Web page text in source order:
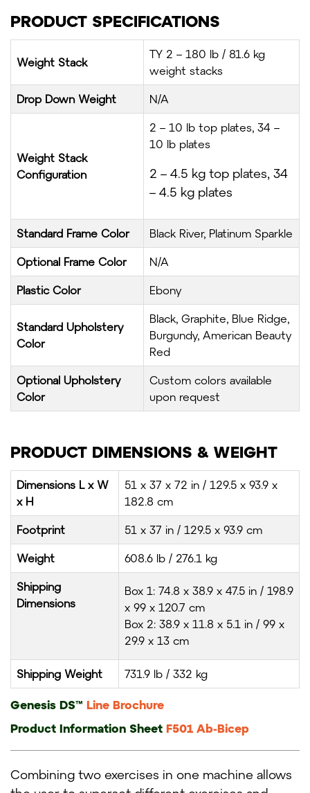
PRODUCT SPECIFICATIONS
Weight Stack
TY 2 – 180 lb / 81.6 kg
weight stacks
Drop Down Weight N/A
Weight Stack
Configuration
2 – 10 lb top plates, 34 –
10 lb plates
2 – 4.5 kg top plates, 34
– 4.5 kg plates
Standard Frame Color Black River, Platinum Sparkle
Optional Frame Color N/A
Plastic Color Ebony
Standard Upholstery
Color
Black, Graphite, Blue Ridge,
Burgundy, American Beauty
Red
Optional Upholstery
Color
Custom colors available
upon request
PRODUCT DIMENSIONS & WEIGHT
Dimensions L x W
x H
51 x 37 x 72 in / 129.5 x 93.9 x
182.8 cm
Footprint 51 x 37 in / 129.5 x 93.9 cm
Weight 608.6 lb / 276.1 kg
Shipping
Dimensions
Box 1: 74.8 x 38.9 x 47.5 in / 198.9
x 99 x 120.7 cm
Box 2: 38.9 x 11.8 x 5.1 in / 99 x
29.9 x 13 cm
Shipping Weight 731.9 lb / 332 kg
Genesis DS™ Line Brochure
Product Information Sheet F501 Ab-Bicep
Combining two exercises in one machine allows